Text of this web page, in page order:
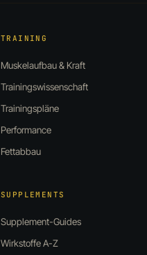
TRAINING
Muskelaufbau & Kraft
Trainingswissenschaft
Trainingspläne
Performance
Fettabbau
SUPPLEMENTS
Supplement-Guides
Wirkstoffe A-Z